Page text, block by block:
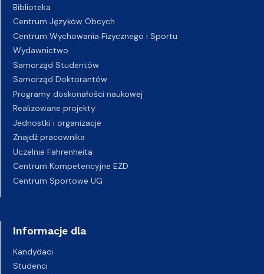
Biblioteka
Centrum Języków Obcych
Centrum Wychowania Fizycznego i Sportu
Wydawnictwo
Samorząd Studentów
Samorząd Doktorantów
Programy doskonałości naukowej
Realizowane projekty
Jednostki i organizacje
Znajdź pracownika
Uczelnie Fahrenheita
Centrum Kompetencyjne EZD
Centrum Sportowe UG
Informacje dla
Kandydaci
Studenci